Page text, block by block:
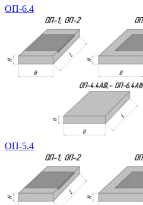
ОП-6.4
ОП-5.4